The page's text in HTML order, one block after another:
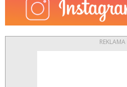
REKLAMA